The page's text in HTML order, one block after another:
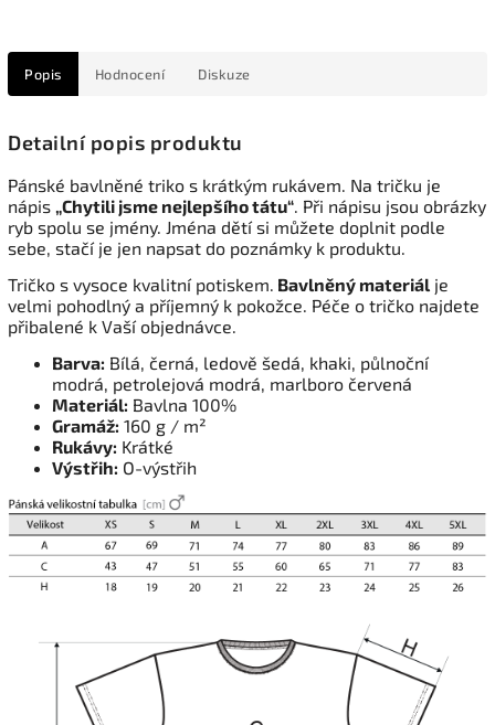
Popis Hodnocení Diskuze
Detailní popis produktu
Pánské bavlněné triko s krátkým rukávem. Na tričku je
nápis „Chytili jsme nejlepšího tátu“. Při nápisu jsou obrázky
ryb spolu se jmény. Jména dětí si můžete doplnit podle
sebe, stačí je jen napsat do poznámky k produktu.
Tričko s vysoce kvalitní potiskem. Bavlněný materiál je
velmi pohodlný a příjemný k pokožce. Péče o tričko najdete
přibalené k Vaší objednávce.
Barva: Bílá, černá, ledově šedá, khaki, půlnoční
modrá, petrolejová modrá, marlboro červená
Materiál: Bavlna 100%
Gramáž: 160 g / m²
Rukávy: Krátké
Výstřih: O-výstřih